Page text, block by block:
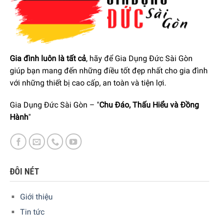
đường nối dán, lớp phủ và vật liệu thấm nước không chịu
được nhiệt mạnh. Siemens iQ700 WM14VM93 có chương
trình dành riêng cho quần áo khoác giữ mọi thứ ở nhiệt độ
thấp liên tục. Và khi quần áo của bạn cần được làm mới,
Gia đình luôn là tất cả, hãy để Gia Dụng Đức Sài Gòn
giúp bạn mang đến những điều tốt đẹp nhất cho gia đình
với những thiết bị cao cấp, an toàn và tiện lợi.
Gia Dụng Đức Sài Gòn – "Chu Đáo, Thấu Hiểu và Đồng
Hành"
ĐÔI NÉT
Giới thiệu
Tin tức